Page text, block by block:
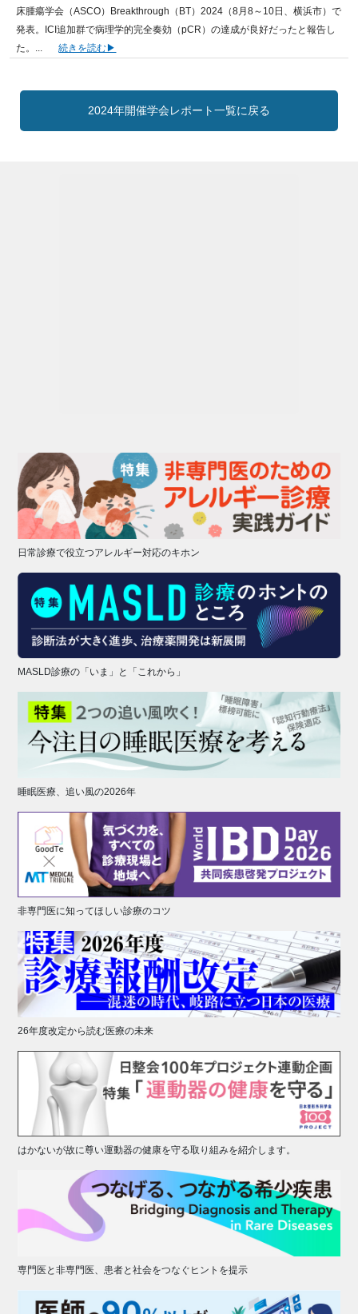
床腫瘍学会（ASCO）Breakthrough（BT）2024（8月8～10日、横浜市）で
発表。ICI追加群で病理学的完全奏効（pCR）の達成が良好だったと報告し
た。...
2024年開催学会レポート一覧に戻る
日常診療で役立つアレルギー対応のキホン
MASLD診療の「いま」と「これから」
睡眠医療、追い風の2026年
非専門医に知ってほしい診療のコツ
26年度改定から読む医療の未来
はかないが故に尊い運動器の健康を守る取り組みを紹介します。
専門医と非専門医、患者と社会をつなぐヒントを提示